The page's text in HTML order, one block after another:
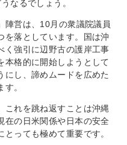
なるでしょう。
陣営は、10月の衆議院議員
を落としています。国は沖
く強引に辺野古の護岸工事
本格的に開始しようとして
にし、諦めムードを広めた
。
これを跳ね返すことは沖縄
在の日米関係や日本の安全
っても極めて重要です。